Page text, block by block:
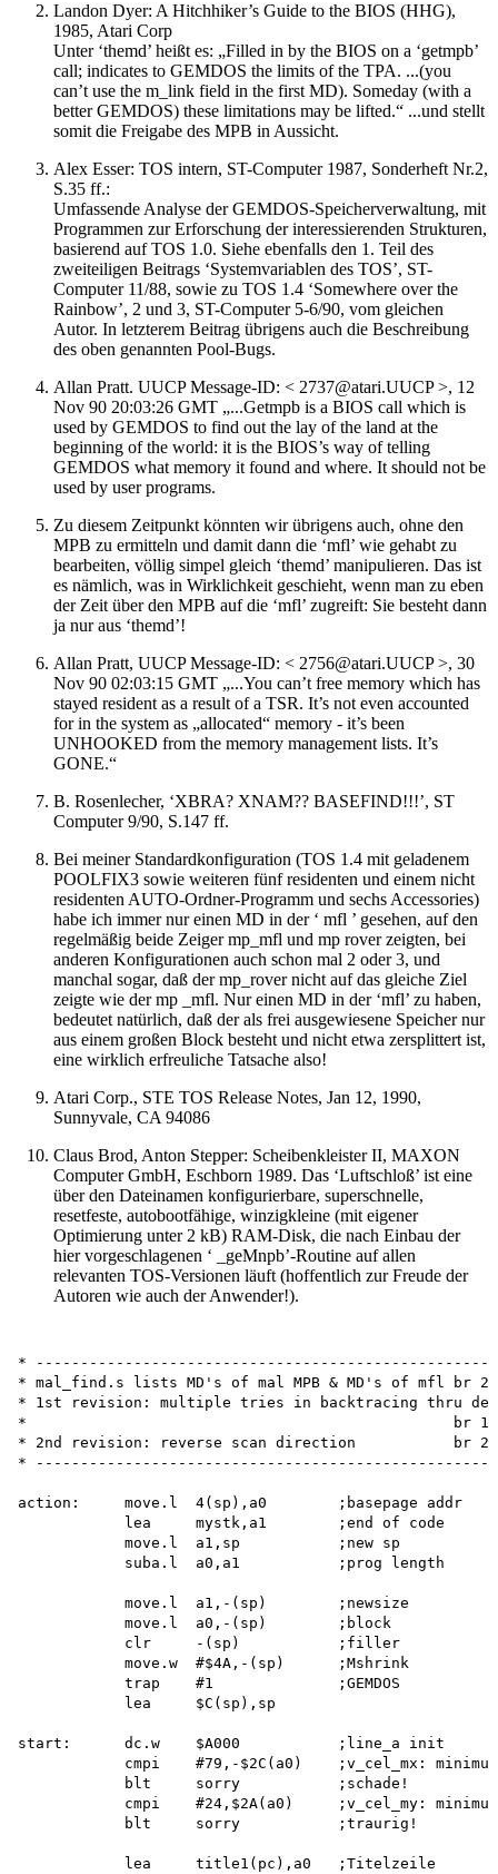
Landon Dyer: A Hitchhiker’s Guide to the BIOS (HHG),
1985, Atari Corp
Unter ‘themd’ heißt es: „Filled in by the BIOS on a ‘getmpb’
call; indicates to GEMDOS the limits of the TPA. ...(you
can’t use the m_link field in the first MD). Someday (with a
better GEMDOS) these limitations may be lifted.“ ...und stellt
somit die Freigabe des MPB in Aussicht.
Alex Esser: TOS intern, ST-Computer 1987, Sonderheft Nr.2,
S.35 ff.:
Umfassende Analyse der GEMDOS-Speicherverwaltung, mit
Programmen zur Erforschung der interessierenden Strukturen,
basierend auf TOS 1.0. Siehe ebenfalls den 1. Teil des
zweiteiligen Beitrags ‘Systemvariablen des TOS’, ST-
Computer 11/88, sowie zu TOS 1.4 ‘Somewhere over the
Rainbow’, 2 und 3, ST-Computer 5-6/90, vom gleichen
Autor. In letzterem Beitrag übrigens auch die Beschreibung
des oben genannten Pool-Bugs.
Allan Pratt. UUCP Message-ID: < 2737@atari.UUCP >, 12
Nov 90 20:03:26 GMT „...Getmpb is a BIOS call which is
used by GEMDOS to find out the lay of the land at the
beginning of the world: it is the BIOS’s way of telling
GEMDOS what memory it found and where. It should not be
used by user programs.
Zu diesem Zeitpunkt könnten wir übrigens auch, ohne den
MPB zu ermitteln und damit dann die ‘mfl’ wie gehabt zu
bearbeiten, völlig simpel gleich ‘themd’ manipulieren. Das ist
es nämlich, was in Wirklichkeit geschieht, wenn man zu eben
der Zeit über den MPB auf die ‘mfl’ zugreift: Sie besteht dann
ja nur aus ‘themd’!
Allan Pratt, UUCP Message-ID: < 2756@atari.UUCP >, 30
Nov 90 02:03:15 GMT „...You can’t free memory which has
stayed resident as a result of a TSR. It’s not even accounted
for in the system as „allocated“ memory - it’s been
UNHOOKED from the memory management lists. It’s
GONE.“
B. Rosenlecher, ‘XBRA? XNAM?? BASEFIND!!!’, ST
Computer 9/90, S.147 ff.
Bei meiner Standardkonfiguration (TOS 1.4 mit geladenem
POOLFIX3 sowie weiteren fünf residenten und einem nicht
residenten AUTO-Ordner-Programm und sechs Accessories)
habe ich immer nur einen MD in der ‘ mfl ’ gesehen, auf den
regelmäßig beide Zeiger mp_mfl und mp rover zeigten, bei
anderen Konfigurationen auch schon mal 2 oder 3, und
manchal sogar, daß der mp_rover nicht auf das gleiche Ziel
zeigte wie der mp _mfl. Nur einen MD in der ‘mfl’ zu haben,
bedeutet natürlich, daß der als frei ausgewiesene Speicher nur
aus einem großen Block besteht und nicht etwa zersplittert ist,
eine wirklich erfreuliche Tatsache also!
Atari Corp., STE TOS Release Notes, Jan 12, 1990,
Sunnyvale, CA 94086
Claus Brod, Anton Stepper: Scheibenkleister II, MAXON
Computer GmbH, Eschborn 1989. Das ‘Luftschloß’ ist eine
über den Dateinamen konfigurierbare, superschnelle,
resetfeste, autobootfähige, winzigkleine (mit eigener
Optimierung unter 2 kB) RAM-Disk, die nach Einbau der
hier vorgeschlagenen ‘ _geMnpb’-Routine auf allen
relevanten TOS-Versionen läuft (hoffentlich zur Freude der
Autoren wie auch der Anwender!).
*
* mal_find.s lists MD's of mal MPB & MD's of mfl br 2/
* 1st revision: multiple tries in backtracing thru
*                                                br 1/
* 2nd revision: reverse scan direction           br 2/
*
action:     move.l  4(sp),a0        ;basepage addr
            lea     mystk,a1        ;end of code
            move.l  a1,sp           ;new sp
            suba.l  a0,a1           ;prog length
            move.l  a1,-(sp)        ;newsize
            move.l  a0,-(sp)        ;block
            clr     -(sp)           ;filler
            move.w  #$4A,-(sp)      ;Mshrink
            trap    #1              ;GEMDOS
            lea     $C(sp),sp
start:      dc.w    $A000           ;line_a init
cmpi    #79,-$2C(a0)    ;v_cel_mx:
            blt     sorry           ;schade!
cmpi    #24,$2A(a0)     ;v_cel_my:
            blt     sorry           ;traurig!
            lea     title1(pc),a0   ;Titelzeile